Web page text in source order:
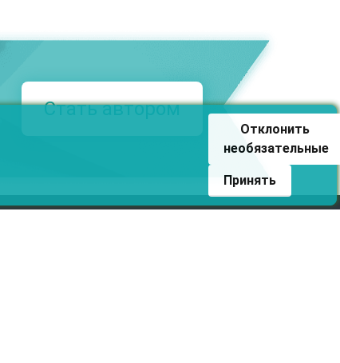
Стать автором
Отклонить
необязательные
Принять